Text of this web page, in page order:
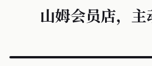
山姆会员店，